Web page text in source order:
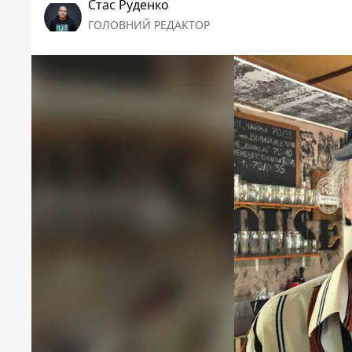
Стас Руденко
ГОЛОВНИЙ РЕДАКТОР